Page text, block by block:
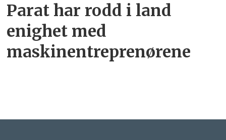
Parat har rodd i land
enighet med
maskinentreprenørene